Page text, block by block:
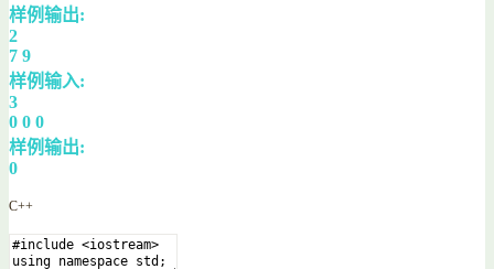
样例输出:
2
7 9
样例输入:
3
0 0 0
样例输出:
0
C++